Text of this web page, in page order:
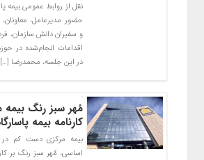
نقل از روابط عمومی بیمه
حضور مدیرعامل، معاونان،
و سفیران دانش سازمان،
اقدامات انجام‌شده در
در این جلسه، محمدرضا […]
مُهر سبز رنگ بیمه
کارنامه بیمه
بیمه مرکزی دست کم
اساسی، مٌهر سبز رنگ بر